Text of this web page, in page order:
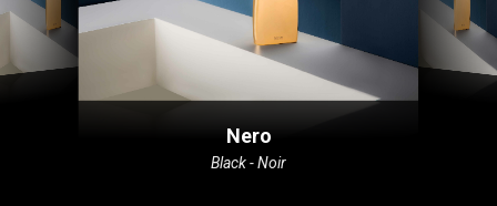
Nero
Black - Noir